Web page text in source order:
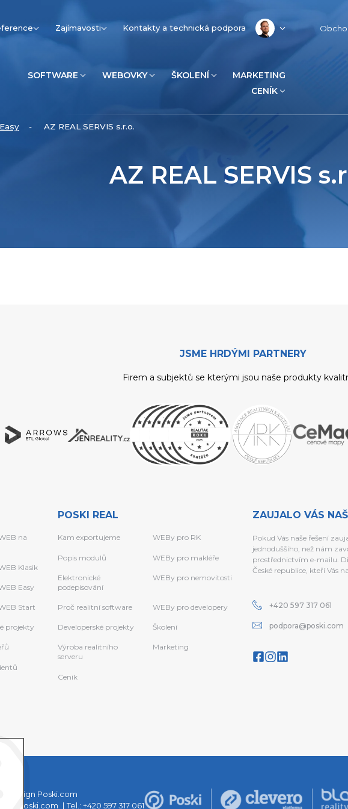
SOFTWARE WEBOVKY ŠKOLENÍ
MARKETING
CENÍK
Zajímavosti Kontakty a technická podpora
AZ REAL SERVIS s.r.o.
AZ REAL SERVIS
JSME HRDÝMI PARTNERY
Firem a subjektů se kterými jsou naše produkty
na
Klasik
Easy
Start
projekty
POSKI REAL
Kam exportujeme WEBy pro RK
Popis modulů WEBy pro makléře
Elektronické
podepisování
WEBy pro nemovitosti
Proč realitní software WEBy pro developery
Developerské projekty Školení
Výroba realitního
serveru
Marketing
Ceník
ZAUJALO VÁS
Pokud Vás naše řešení
jednoduššího, než nám
prostřednictvím e-mailu.
České republice, kteří Vás
+420 597 317 061
podpora@poski.com
Poski.com
Tel.: +420 597 317 061